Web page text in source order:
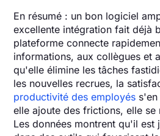
En résumé : un bon logiciel
excellente intégration fait déjà
plateforme connecte
informations, aux collègues et
qu'elle élimine les tâches
les nouvelles recrues, la
productivité des employés
elle ajoute des frictions, elle
Les données montrent qu'il